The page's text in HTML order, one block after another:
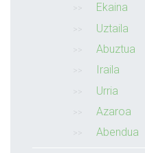
Ekaina
Uztaila
Abuztua
Iraila
Urria
Azaroa
Abendua